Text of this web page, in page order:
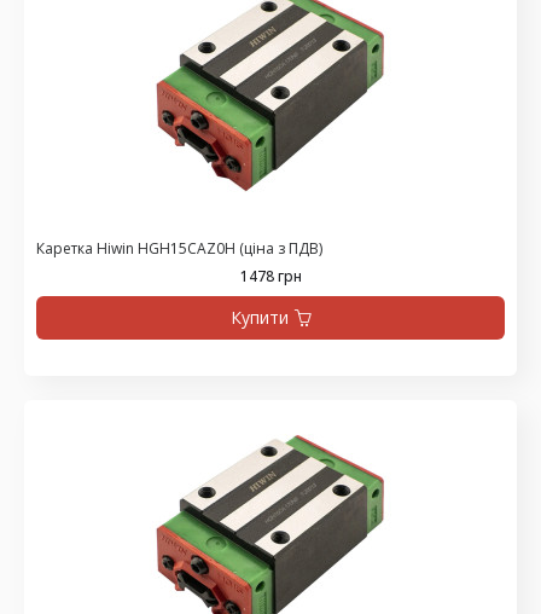
Каретка Hiwin HGH15CAZ0H (ціна з ПДВ)
1478 грн
Купити